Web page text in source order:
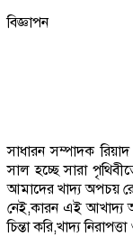
বিজ্ঞাপন
সাধারন সম্পাদক
সাল হচ্ছে সারা
আমাদের খাদ্য অপচয়
নেই,কারন এই আখাদ্য
চিন্তা করি,খাদ্য